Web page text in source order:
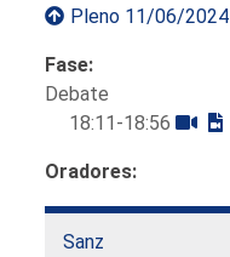
Pleno 11/06/2024
Fase:
Debate
18:11-18:56
Oradores:
Sanz